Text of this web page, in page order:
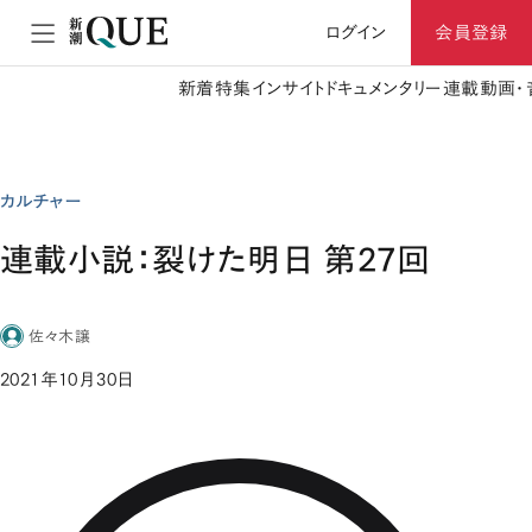
ログイン 会員登録
新着特集 インサイト ドキュメンタリー 連載動画
カルチャー
連載小説：裂けた明日 第27回
佐々木譲
2021年10月30日